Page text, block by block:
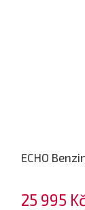
ECHO
25 995